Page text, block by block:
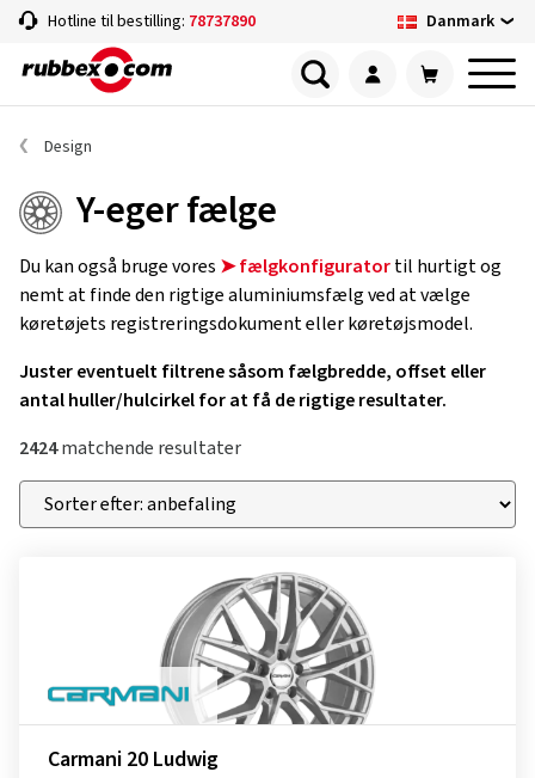
Hotline til bestilling: 78737890 Danmark
Design
Y-eger fælge
Du kan også bruge vores ➤ fælgkonfiguratortil hurtigt og
nemt at finde den rigtige aluminiumsfælg ved at vælge
køretøjets registreringsdokument eller køretøjsmodel.
Juster eventuelt filtrene såsom fælgbredde, offset eller
antal huller/hulcirkel for at få de rigtige resultater.
2424matchende resultater
Carmani 20 Ludwig